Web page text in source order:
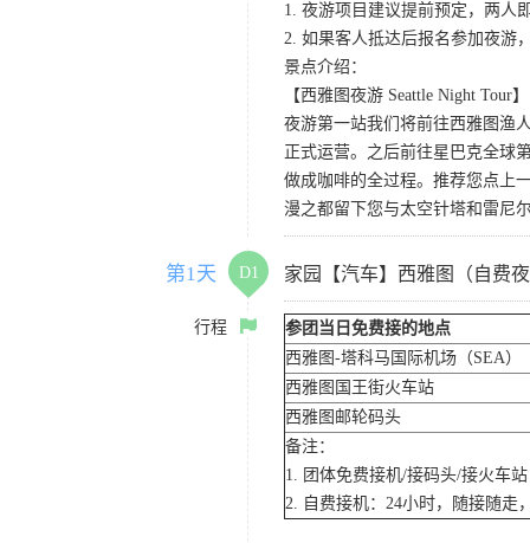
1. 夜游项目建议提前预定，两人
2. 如果客人抵达后报名参加夜游
景点介绍：
【西雅图夜游 Seattle Night Tour】
夜游第一站我们将前往西雅图渔
正式运营。之后前往星巴克全球
做成咖啡的全过程。推荐您点上
漫之都留下您与太空针塔和雷尼
第1天 D1 家园【汽车】西雅图（自费
行程
参团当日免费接的地点
西雅图-塔科马国际机场（SEA）
西雅图国王街火车站
西雅图邮轮码头
备注：
1. 团体免费接机/接码头/接火车
2. 自费接机：24小时，随接随走